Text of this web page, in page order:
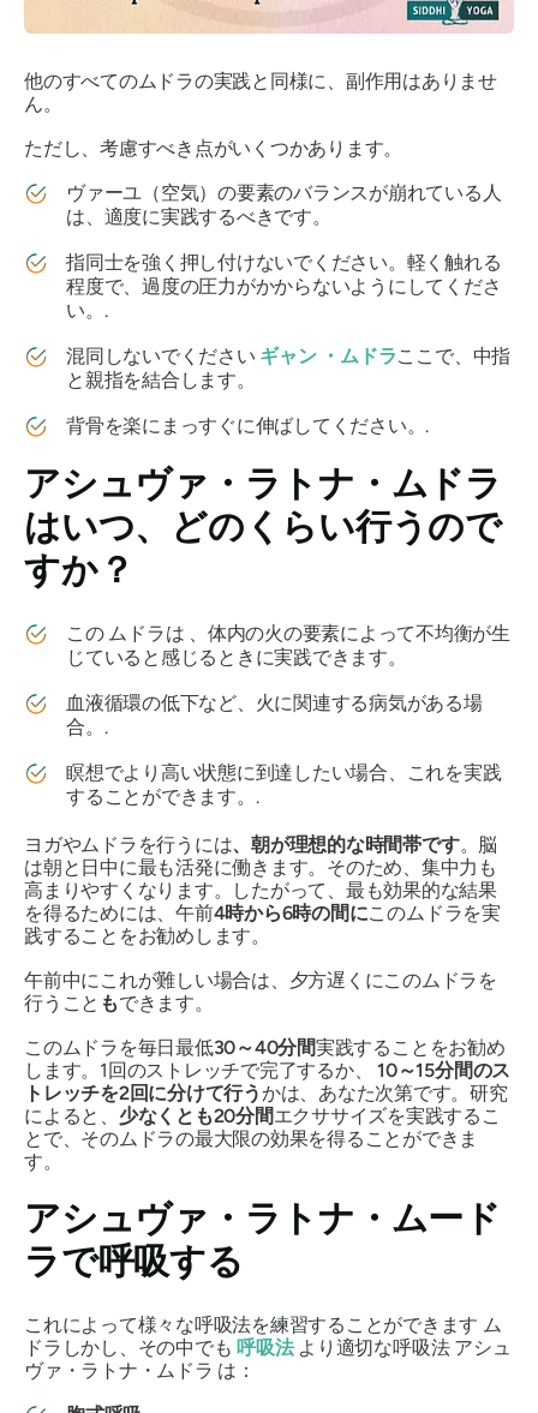
他のすべてのムドラの実践と同様に、副作用はありませ
ん。
ただし、考慮すべき点がいくつかあります。
ヴァーユ （空気）の要素のバランスが崩れている人
は、適度に実践するべきです。
指同士を強く押し付けないでください。軽く触れる
程度で、過度の圧力がかからないようにしてくださ
い。.
混同しないでください ギャン ・ムドラここで、中指
と親指を結合します。
背骨を楽にまっすぐに伸ばしてください。.
アシュヴァ・ラトナ・ムドラ
はいつ、どのくらい行うので
すか？
この ムドラは 、体内の火の要素によって不均衡が生
じていると感じるときに実践できます。
血液循環の低下など、火に関連する病気がある場
合。.
瞑想でより高い状態に到達したい場合、これを実践
することができます。.
ヨガやムドラ を行うには、朝が理想的な時間帯です。脳
は朝と日中に最も活発に働きます。そのため、集中力も
高まりやすくなります。したがって、最も効果的な結果
を得るためには、午前4時から6時の間にこのムドラを実
践することをお勧めします。
午前中にこれが難しい場合は、夕方遅くにこのムドラ を
行うこと もできます。
このムドラを毎日最低30～40分間実践することをお勧め
します。1回のストレッチで完了するか、10～15分間のス
トレッチを2回に分けて行うかは、あなた次第です。研究
によると、 少なくとも20分間エクササイズを実践するこ
とで、そのムドラの最大限の効果を得ることができま
す。
アシュヴァ・ラトナ・ムード
ラで呼吸する
これによって様々な呼吸法を練習することができます ム
ドラ しかし、その中でも呼吸法より適切な呼吸法 アシュ
ヴァ・ラトナ・ムドラ は：